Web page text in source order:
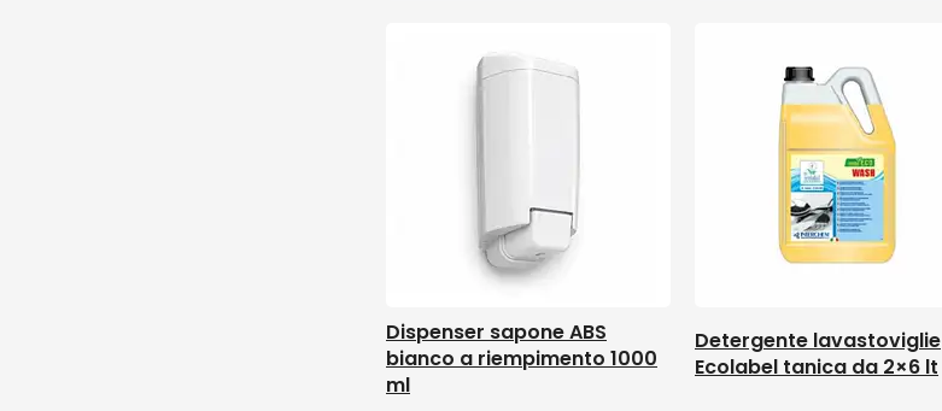
Dispenser sapone ABS
bianco a riempimento 1000
ml
Detergente lavastoviglie
Ecolabel tanica da 2×6 lt